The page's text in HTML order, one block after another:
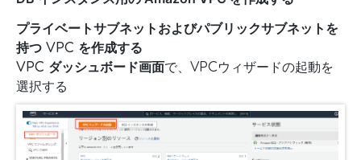
プライベートサブネットおよびパブリックサブネットを
持つ VPC を作成する
VPC ダッシュボード画面で、VPCウィザードの起動を
選択する